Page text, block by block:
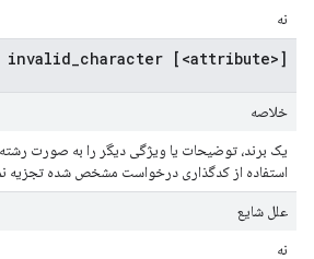
نه
[<attribute>] invalid_character
خلاصه
یک برند، توضیحات یا ویژگی دیگر را به صورت
استفاده از کدگذاری درخواست مشخص شده تجزیه
علل شایع
نه